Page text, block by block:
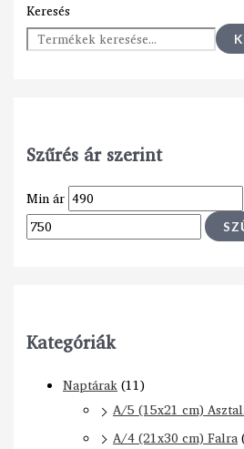
Keresés
Szűrés ár szerint
Min ár
Kategóriák
Naptárak(11)
A/5 (15x21 cm)
A/4 (21x30 cm) Falra